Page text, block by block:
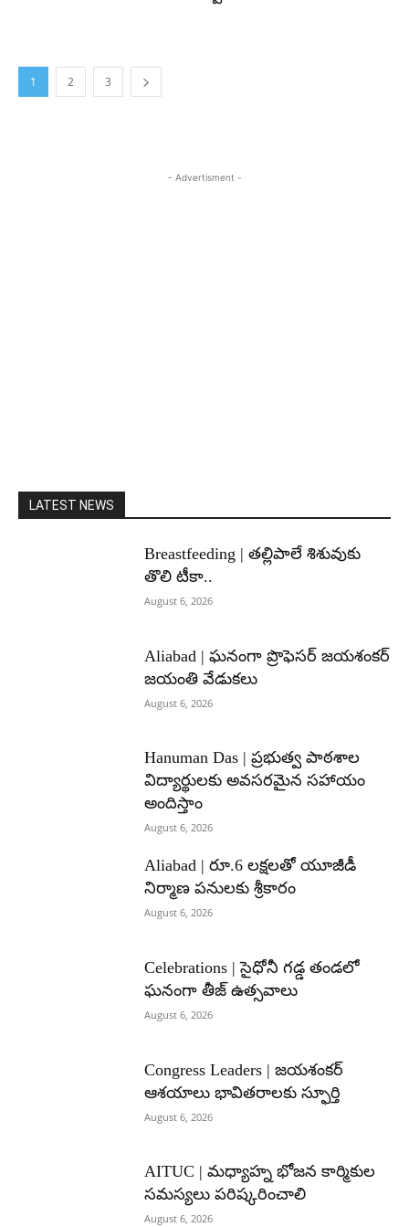
1 2 3
- Advertisment -
LATEST NEWS
Breastfeeding | తల్లిపాలే శిశువుకు
తొలి టీకా..
August 6, 2026
Aliabad | ఘనంగా ప్రొఫెసర్ జయశంకర్
జయంతి వేడుకలు
August 6, 2026
Hanuman Das | ప్రభుత్వ పాఠశాల
విద్యార్థులకు అవసరమైన సహాయం
అందిస్తాం
August 6, 2026
Aliabad | రూ.6 లక్షలతో యూజీడీ
నిర్మాణ పనులకు శ్రీకారం
August 6, 2026
Celebrations | సైధోనీ గడ్డ తండలో
ఘనంగా తీజ్ ఉత్సవాలు
August 6, 2026
Congress Leaders | జయశంకర్
ఆశయాలు భావితరాలకు స్ఫూర్తి
August 6, 2026
AITUC | మధ్యాహ్న భోజన కార్మికుల
సమస్యలు పరిష్కరించాలి
August 6, 2026